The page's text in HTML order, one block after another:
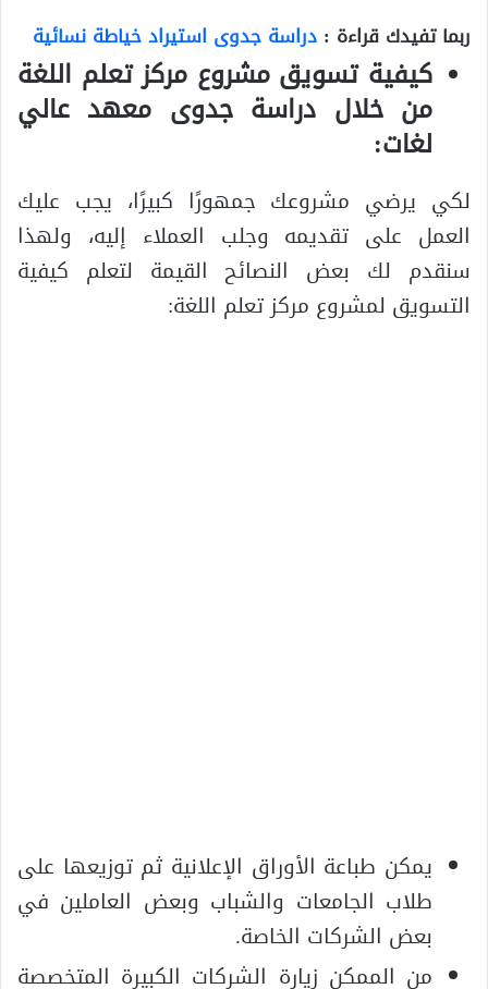
ربما تفيدك قراءة : دراسة جدوى استيراد خياطة نسائية
كيفية تسويق مشروع مركز تعلم اللغة
من خلال دراسة جدوى معهد عالي
لغات:
لكي يرضي مشروعك جمهورًا كبيرًا، يجب عليك
العمل على تقديمه وجلب العملاء إليه، ولهذا
سنقدم لك بعض النصائح القيمة لتعلم كيفية
التسويق لمشروع مركز تعلم اللغة:
يمكن طباعة الأوراق الإعلانية ثم توزيعها على
طلاب الجامعات والشباب وبعض العاملين في
بعض الشركات الخاصة.
من الممكن زيارة الشركات الكبيرة المتخصصة